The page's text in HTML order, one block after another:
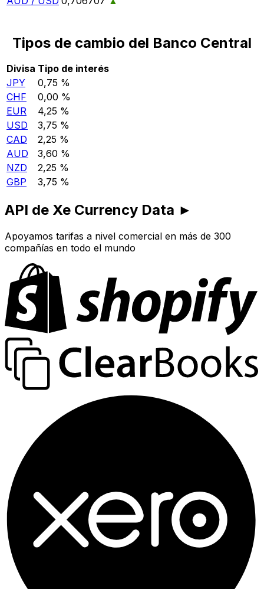
Tipos de cambio del Banco Central
Divisa Tipo de interés
JPY
0,75 %
CHF
0,00 %
EUR
4,25 %
USD
3,75 %
CAD
2,25 %
AUD
3,60 %
NZD
2,25 %
GBP
3,75 %
API de Xe Currency Data ►
Apoyamos tarifas a nivel comercial en más de 300
compañías en todo el mundo